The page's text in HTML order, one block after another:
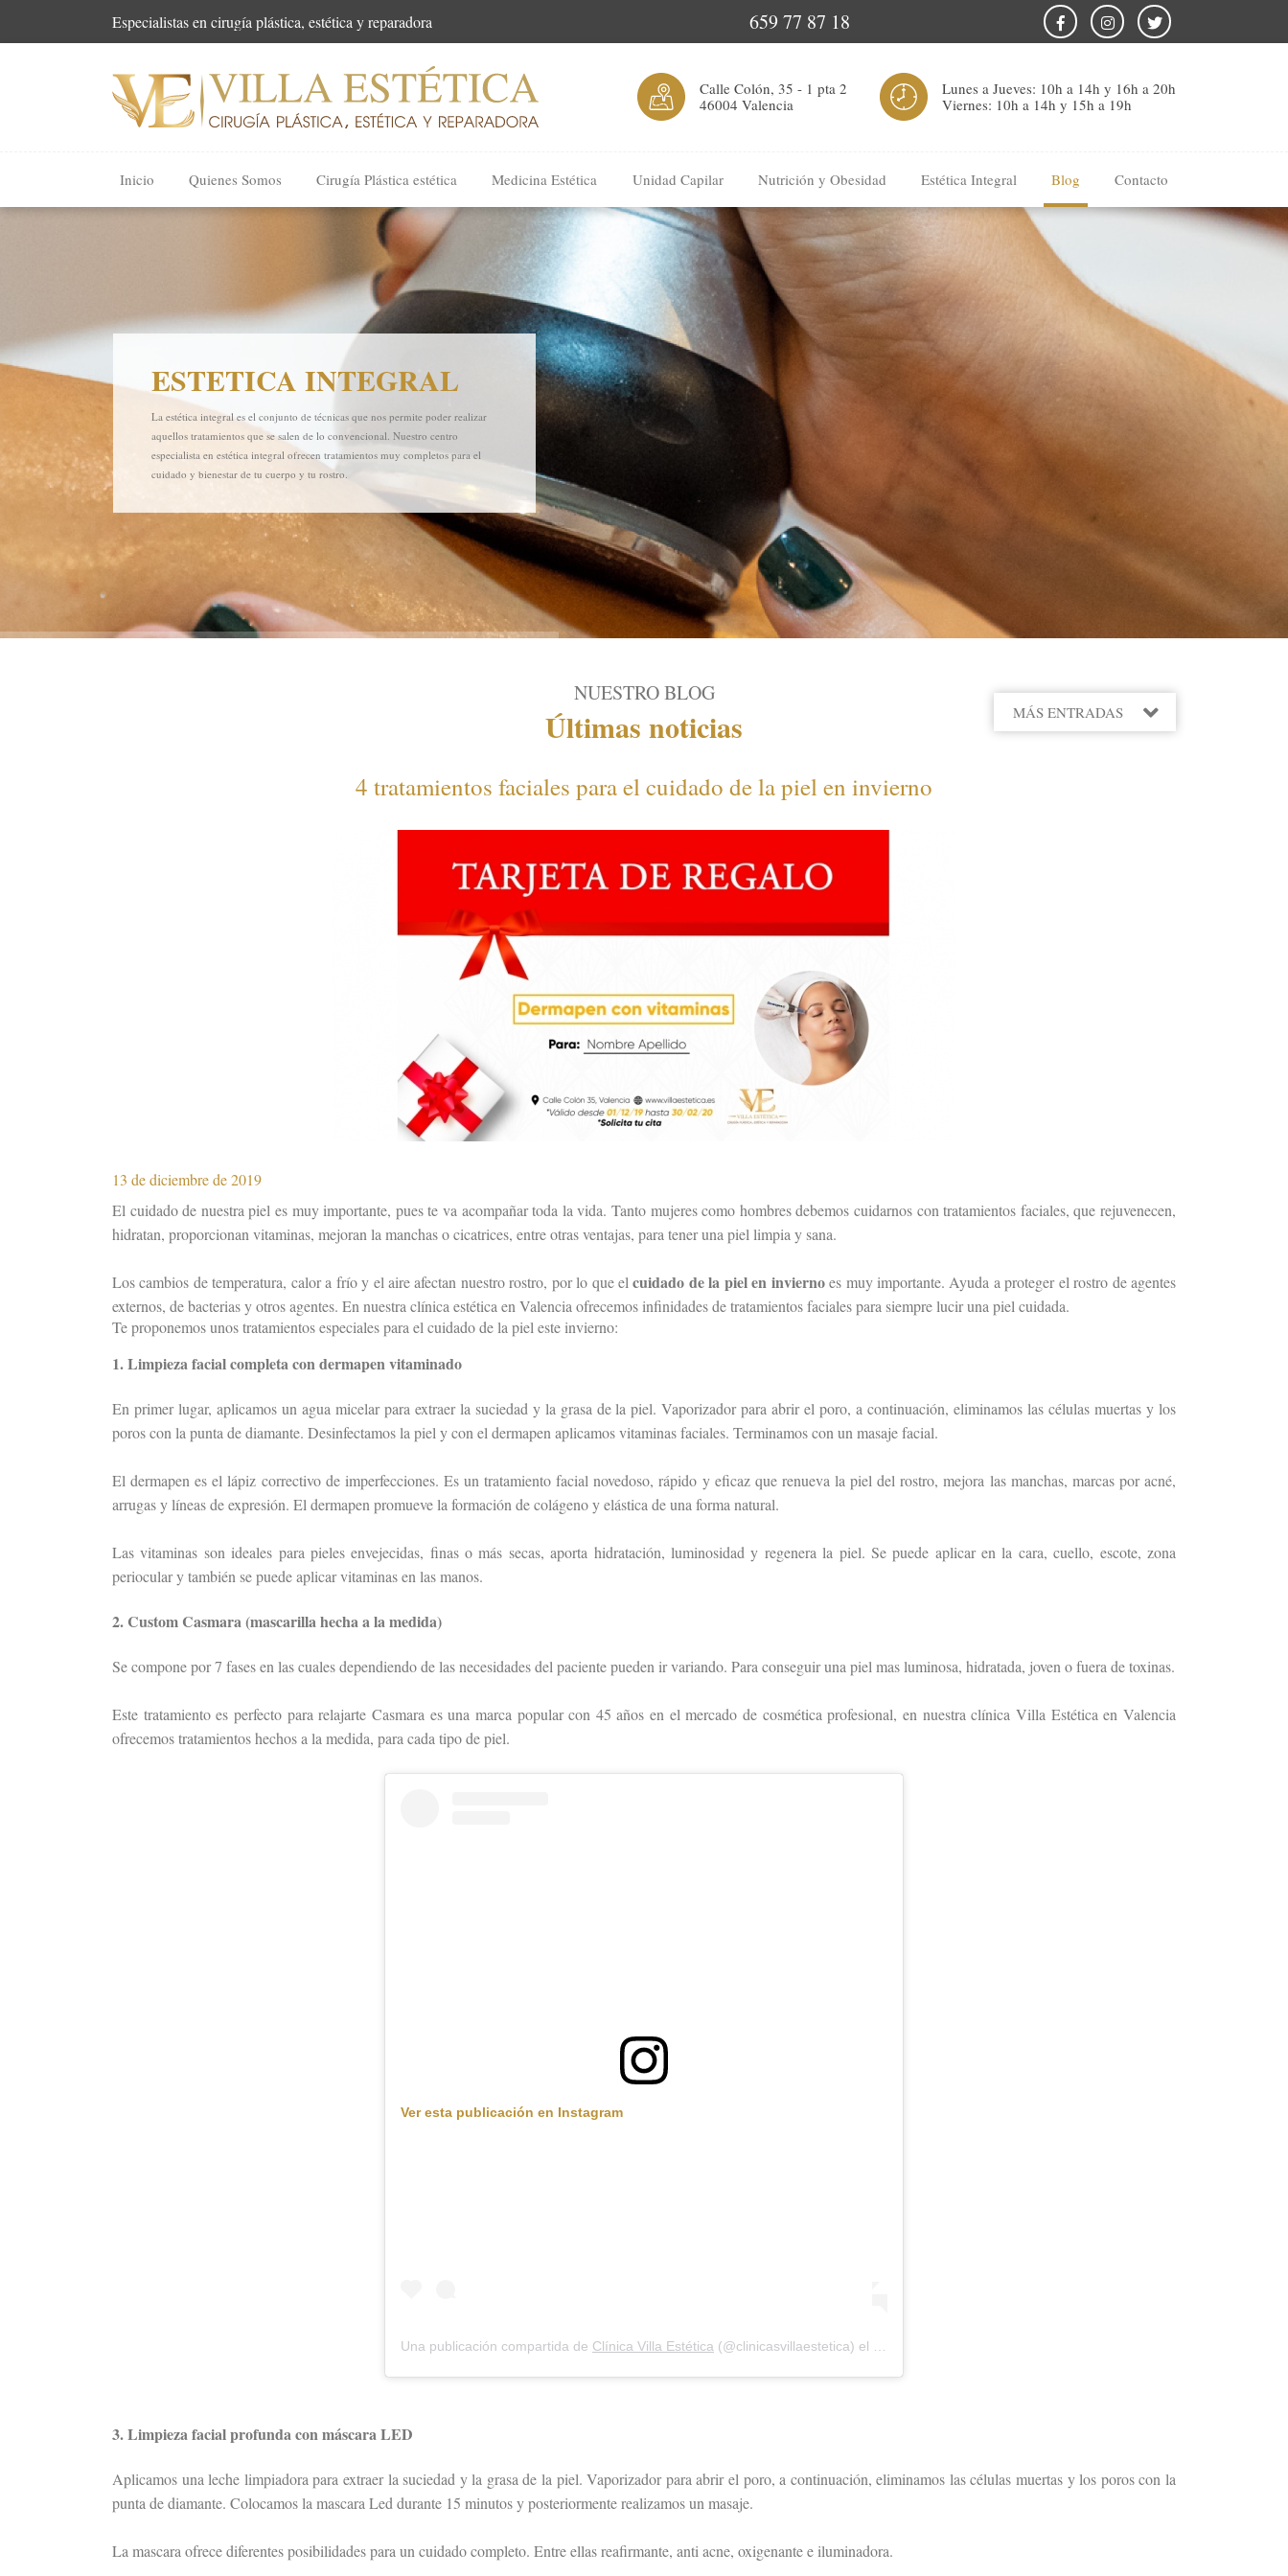
Especialistas en cirugía plástica, estética y reparadora 659 77 87 18
Calle Colón, 35 - 1 pta 2
46004 Valencia
Lunes a Jueves: 10h a 14h y 16h a 20h
Viernes: 10h a 14h y 15h a 19h
Inicio Quienes Somos Cirugía Plástica estética Medicina Estética Unidad Capilar Nutrición y Obesidad Estética Integral Blog Contacto
ESTETICA INTEGRAL
La estética integral es el conjunto de técnicas que nos permite poder realizar
aquellos tratamientos que se salen de lo convencional. Nuestro centro
especialista en estética integral ofrecen tratamientos muy completos para el
cuidado y bienestar de tu cuerpo y tu rostro.
NUESTRO BLOG
Últimas noticias MÁS ENTRADAS
2021
NOVIEMBRE
4 tratamientos faciales para el cuidado de la piel en invierno
13 de diciembre de 2019
El cuidado de nuestra piel es muy importante, pues te va acompañar toda la vida. Tanto mujeres como hombres debemos cuidarnos con tratamientos faciales, que rejuvenecen,
hidratan, proporcionan vitaminas, mejoran la manchas o cicatrices, entre otras ventajas, para tener una piel limpia y sana.
Los cambios de temperatura, calor a frío y el aire afectan nuestro rostro, por lo que elcuidado de la piel en inviernoes muy importante. Ayuda a proteger el rostro de agentes
externos, de bacterias y otros agentes. En nuestra clínica estética en Valencia ofrecemos infinidades de tratamientos faciales para siempre lucir una piel cuidada.
Te proponemos unos tratamientos especiales para el cuidado de la piel este invierno:
1. Limpieza facial completa con dermapen vitaminado
En primer lugar, aplicamos un agua micelar para extraer la suciedad y la grasa de la piel. Vaporizador para abrir el poro, a continuación, eliminamos las células muertas y los
poros con la punta de diamante. Desinfectamos la piel y con el dermapen aplicamos vitaminas faciales. Terminamos con un masaje facial.
El dermapen es el lápiz correctivo de imperfecciones. Es un tratamiento facial novedoso, rápido y eficaz que renueva la piel del rostro, mejora las manchas, marcas por acné,
arrugas y líneas de expresión. El dermapen promueve la formación de colágeno y elástica de una forma natural.
Las vitaminas son ideales para pieles envejecidas, finas o más secas, aporta hidratación, luminosidad y regenera la piel. Se puede aplicar en la cara, cuello, escote, zona
periocular y también se puede aplicar vitaminas en las manos.
2. Custom Casmara (mascarilla hecha a la medida)
Se compone por 7 fases en las cuales dependiendo de las necesidades del paciente pueden ir variando. Para conseguir una piel mas luminosa, hidratada, joven o fuera de toxinas.
Este tratamiento es perfecto para relajarte Casmara es una marca popular con 45 años en el mercado de cosmética profesional, en nuestra clínica Villa Estética en Valencia
ofrecemos tratamientos hechos a la medida, para cada tipo de piel.
Ver esta publicación en Instagram
Una publicación compartida de Clínica Villa Estética (@clinicasvillaestetica) el
3. Limpieza facial profunda con máscara LED
Aplicamos una leche limpiadora para extraer la suciedad y la grasa de la piel. Vaporizador para abrir el poro, a continuación, eliminamos las células muertas y los poros con la
punta de diamante. Colocamos la mascara Led durante 15 minutos y posteriormente realizamos un masaje.
La mascara ofrece diferentes posibilidades para un cuidado completo. Entre ellas reafirmante, anti acne, oxigenante e iluminadora.